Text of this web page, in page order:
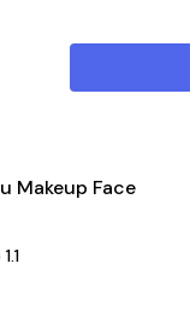
Makeup Face
1.1